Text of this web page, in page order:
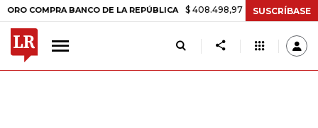
BANCO DE LA REPÚBLICA $ 408.498,97 +$ 8.753,81 +2,19%
SUSCRÍBASE